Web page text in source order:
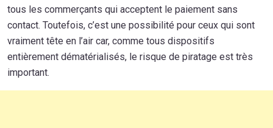
tous les commerçants qui acceptent le paiement sans
contact. Toutefois, c’est une possibilité pour ceux qui sont
vraiment tête en l’air car, comme tous dispositifs
entièrement dématérialisés, le risque de piratage est très
important.